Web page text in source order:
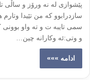
پێشوازی له نه ورۆز و
سازدرابوو که من تێیدا
سمی تایبه ت و ته واو بوونی
و وتی:ئه وکارانه چین…
ادامه »»»